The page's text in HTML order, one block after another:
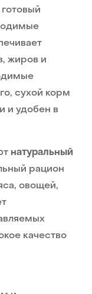
жиров и
сухой корм
и удобен в
натуральный
рацион
овощей,
качество